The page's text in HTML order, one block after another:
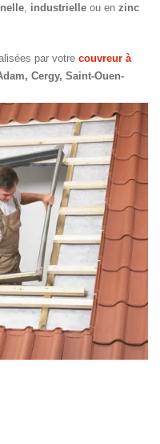
industrielle ou en zinc
par votre couvreur à
Cergy, Saint-Ouen-